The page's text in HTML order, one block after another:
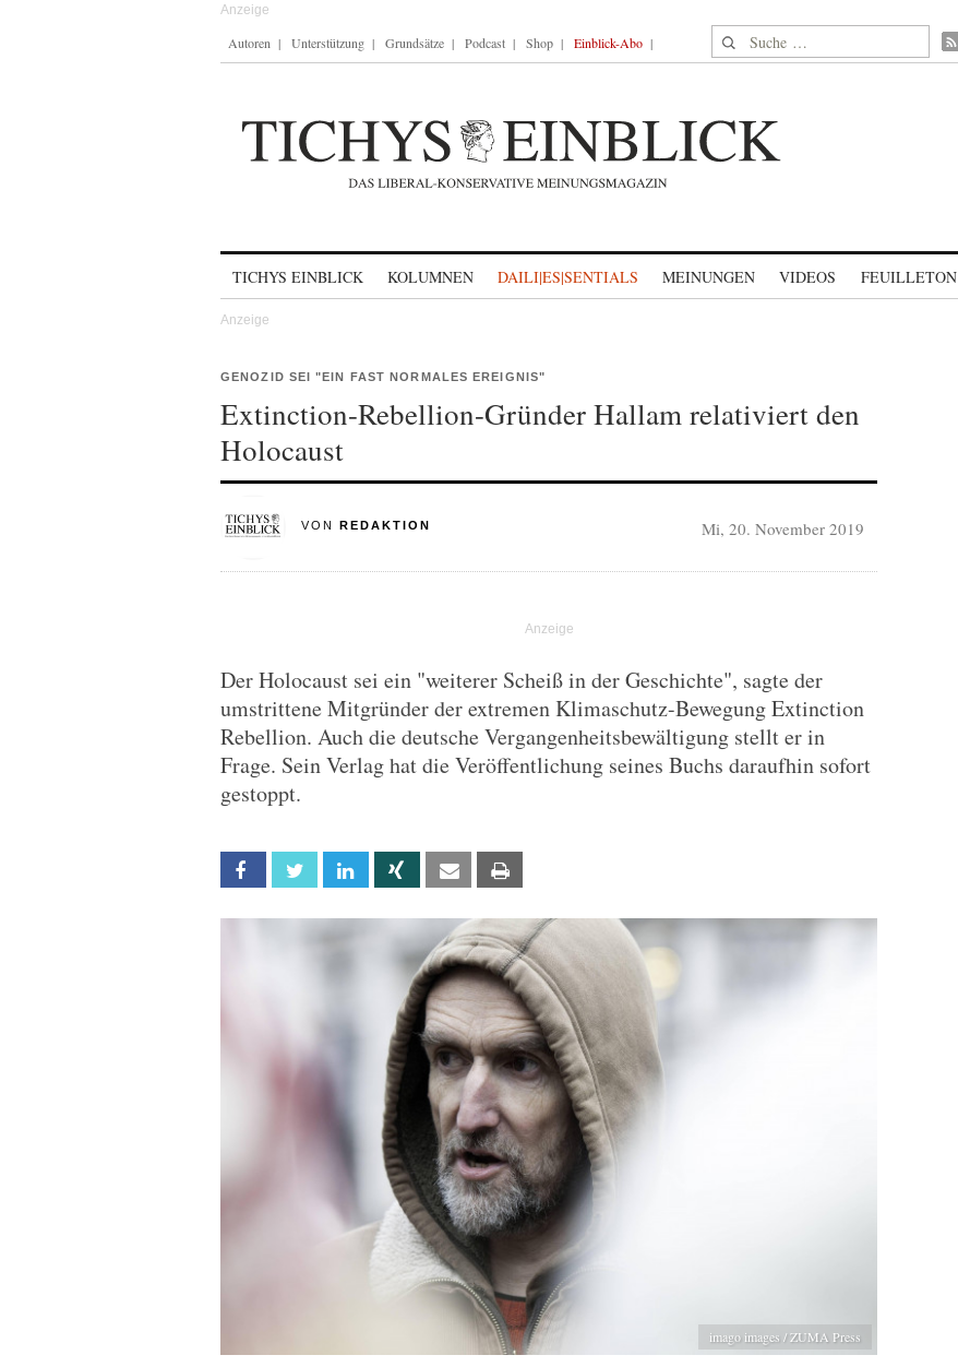
Autoren Unterstützung Grundsätze Podcast Shop Einblick-Abo Suche nach:
TICHYS EINBLICK KOLUMNEN DAILI|ES|SENTIALS MEINUNGEN VIDEOS FEUILLETON
GENOZID SEI "EIN FAST NORMALES EREIGNIS"
Extinction-Rebellion-Gründer Hallam relativiert den
Holocaust
VON REDAKTION Mi, 20. November 2019
Der Holocaust sei ein "weiterer Scheiß in der Geschichte", sagte der
umstrittene Mitgründer der extremen Klimaschutz-Bewegung Extinction
Rebellion. Auch die deutsche Vergangenheitsbewältigung stellt er in
Frage. Sein Verlag hat die Veröffentlichung seines Buchs daraufhin sofort
gestoppt.
Facebook Twitter Linkedin Xing Email
imago images / ZUMA Press